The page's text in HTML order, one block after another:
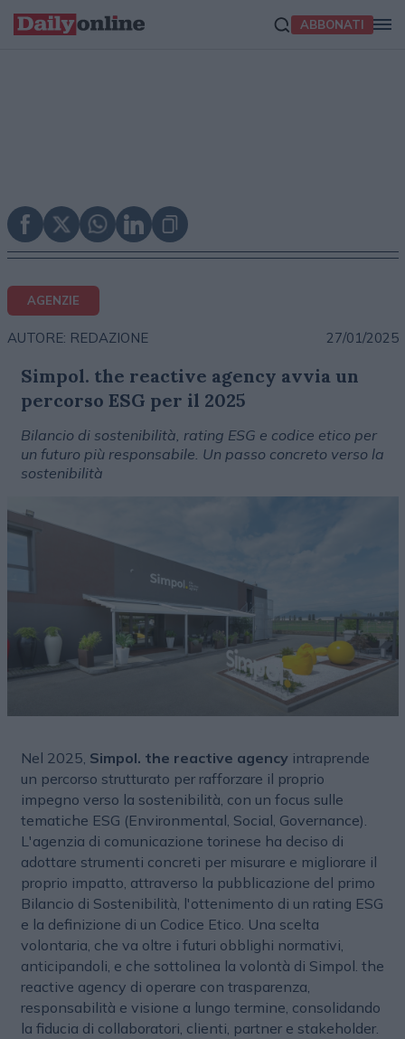
ABBONATI
AGENZIE
AUTORE: REDAZIONE 27/01/2025
Simpol. the reactive agency avvia un
percorso ESG per il 2025
Bilancio di sostenibilità, rating ESG e codice etico per
un futuro più responsabile. Un passo concreto verso la
sostenibilità
Nel 2025, Simpol. the reactive agencyintraprende
un percorso strutturato per rafforzare il proprio
impegno verso la sostenibilità, con un focus sulle
tematiche ESG (Environmental, Social, Governance).
L'agenzia di comunicazione torinese ha deciso di
adottare strumenti concreti per misurare e migliorare il
proprio impatto, attraverso la pubblicazione del primo
Bilancio di Sostenibilità, l'ottenimento di un rating ESG
e la definizione di un Codice Etico. Una scelta
volontaria, che va oltre i futuri obblighi normativi,
anticipandoli, e che sottolinea la volontà di Simpol. the
reactive agency di operare con trasparenza,
responsabilità e visione a lungo termine, consolidando
la fiducia di collaboratori, clienti, partner e stakeholder.